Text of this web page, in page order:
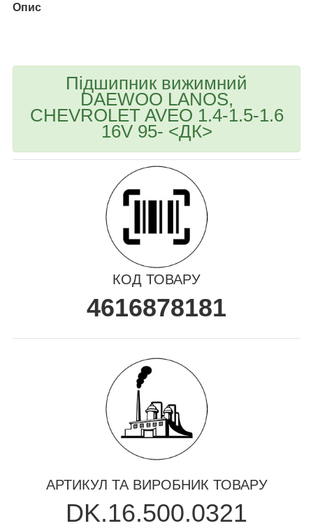
Опис
Підшипник вижимний
DAEWOO LANOS,
CHEVROLET AVEO 1.4-1.5-1.6
16V 95- <ДК>
КОД ТОВАРУ
4616878181
АРТИКУЛ ТА ВИРОБНИК ТОВАРУ
DK.16.500.0321